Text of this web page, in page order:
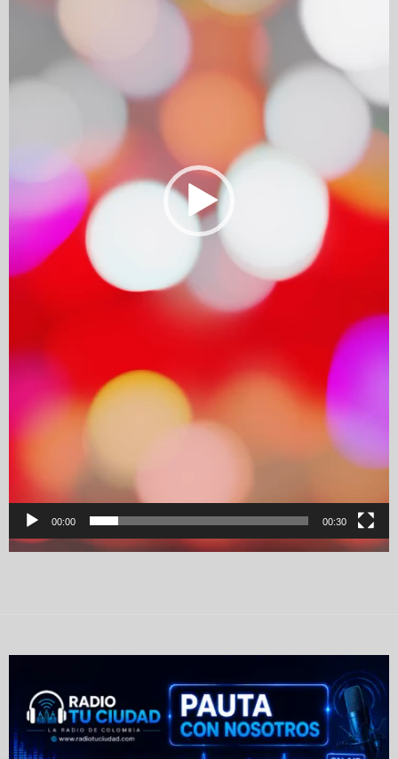
00:00 00:30